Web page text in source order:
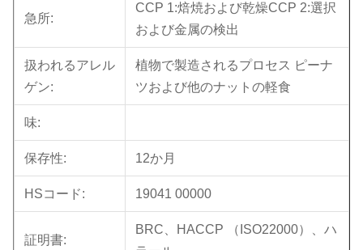
急所:
CCP 1:焙焼および乾燥CCP 2:選択
および金属の検出
扱われるアレル
ゲン:
植物で製造されるプロセス ピーナ
ツおよび他のナットの軽食
味:
保存性: 12か月
HSコード: 19041 00000
証明書:
BRC、HACCP （ISO22000）、ハ